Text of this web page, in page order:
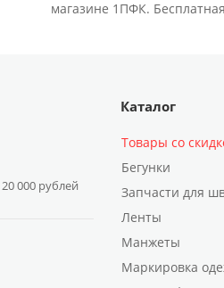
магазине 1ПФК.
20 000 рублей
Каталог
Товары со
Бегунки
Запчасти для
Ленты
Манжеты
Маркировка